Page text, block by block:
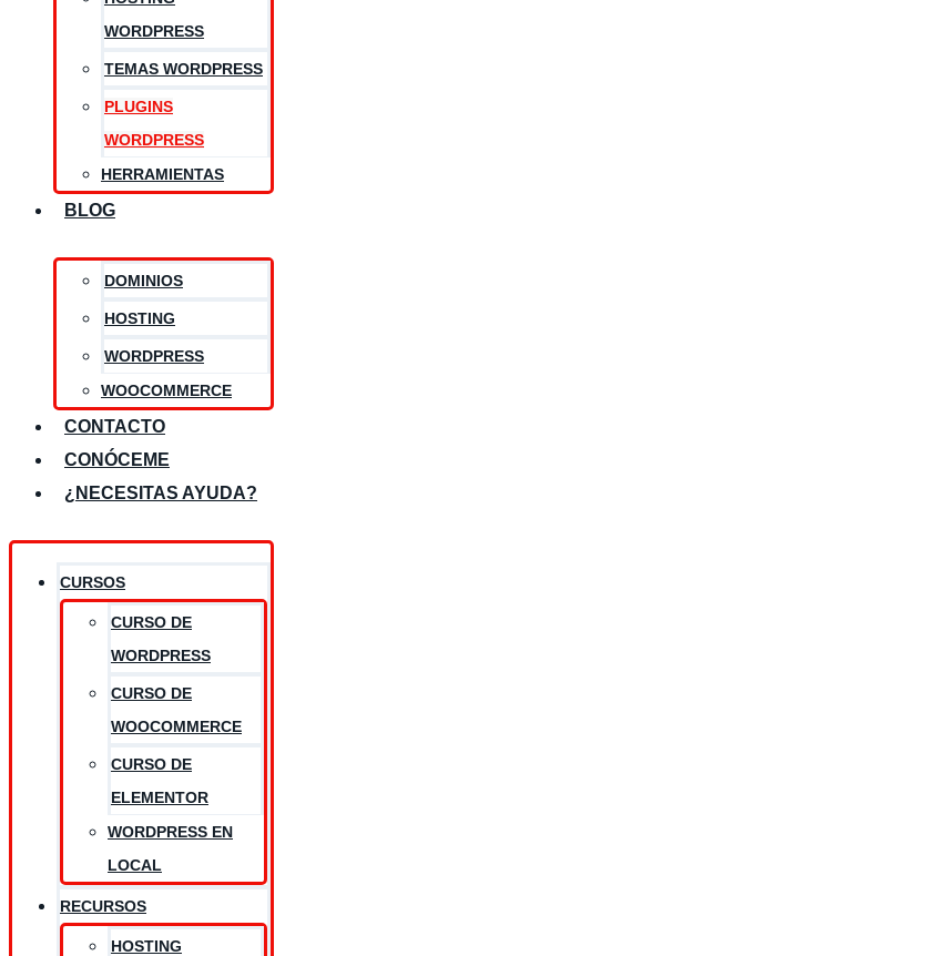
WORDPRESS
TEMAS WORDPRESS
PLUGINS
WORDPRESS
HERRAMIENTAS
BLOG
DOMINIOS
HOSTING
WORDPRESS
WOOCOMMERCE
CONTACTO
CONÓCEME
¿NECESITAS AYUDA?
CURSOS
CURSO DE
WORDPRESS
CURSO DE
WOOCOMMERCE
CURSO DE
ELEMENTOR
WORDPRESS EN
LOCAL
RECURSOS
HOSTING